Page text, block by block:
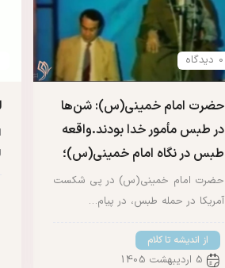
0 دیدگاه
حضرت امام خمینی(س): شن‌ها
در طبس مأمور خدا بودند.واقعه
طبس در نگاه امام خمینی(س)؛
حضرت امام خمینی(س) در پی شکست
آمریکا در حمله طبس، در پیام…
از اندیشه تا کلام
5 اردیبهشت 1405